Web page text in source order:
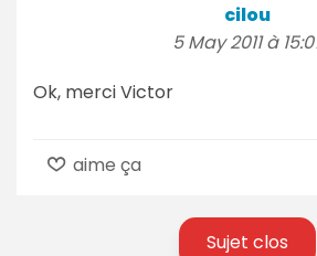
cilou
5 May 2011 à
Ok, merci Victor
aime ça
Sujet clos